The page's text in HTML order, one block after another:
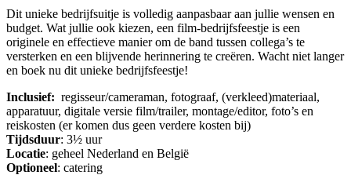
Dit unieke bedrijfsuitje is volledig aanpasbaar aan jullie wensen en
budget. Wat jullie ook kiezen, een film-bedrijfsfeestje is een
originele en effectieve manier om de band tussen collega’s te
versterken en een blijvende herinnering te creëren. Wacht niet langer
en boek nu dit unieke bedrijfsfeestje!
Inclusief: regisseur/cameraman, fotograaf, (verkleed)materiaal,
apparatuur, digitale versie film/trailer, montage/editor, foto’s en
reiskosten (er komen dus geen verdere kosten bij)
Tijdsduur: 3½ uur
Locatie: geheel Nederland en België
Optioneel: catering